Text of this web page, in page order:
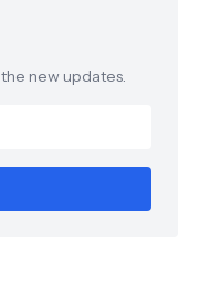
new updates.